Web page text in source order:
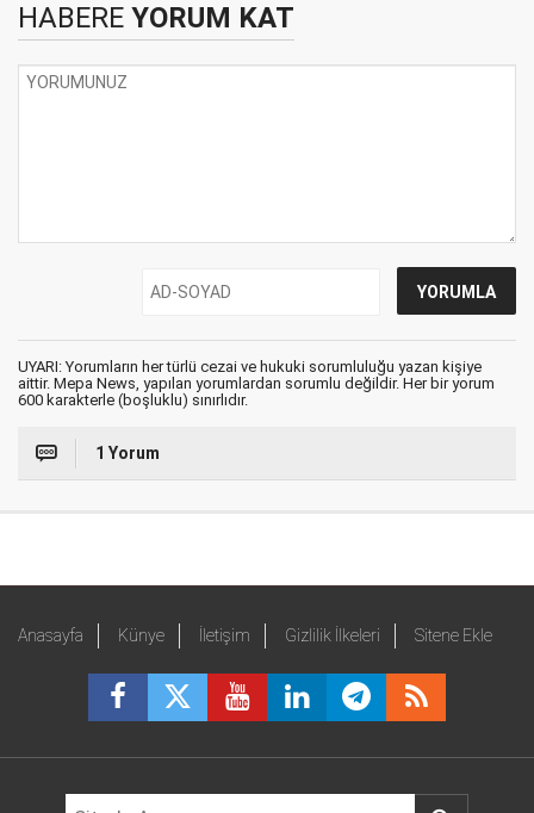
HABERE YORUM KAT
UYARI: Yorumların her türlü cezai ve hukuki sorumluluğu yazan kişiye
aittir. Mepa News, yapılan yorumlardan sorumlu değildir. Her bir yorum
600 karakterle (boşluklu) sınırlıdır.
1 Yorum
Anasayfa Künye İletişim Gizlilik İlkeleri Sitene Ekle